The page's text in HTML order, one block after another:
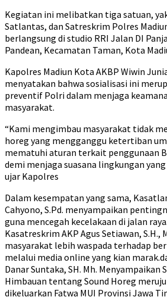
Kegiatan ini melibatkan tiga satuan,
Satlantas, dan Satreskrim Polres
berlangsung di studio RRI Jalan DI
Pandean, Kecamatan Taman, Kota
Kapolres Madiun Kota AKBP Wiwin
menyatakan bahwa sosialisasi ini
preventif Polri dalam menjaga
masyarakat.
“Kami mengimbau masyarakat tidak
horeg yang mengganggu ketertiban
mematuhi aturan terkait penggunaan
demi menjaga suasana lingkungan
ujar Kapolres
Dalam kesempatan yang sama,
Cahyono, S.Pd. menyampaikan
guna mencegah kecelakaan di jalan
Kasatreskrim AKP Agus Setiawan, S.H.,
masyarakat lebih waspada terhadap
melalui media online yang kian
Danar Suntaka, SH. Mh. Menyampaikan
Himbauan tentang Sound Horeg
dikeluarkan Fatwa MUI Provinsi Jawa